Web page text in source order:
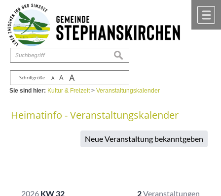
Zum Inhalt ,zur Navigation
Schriftgröße A A A
suchen
Sie sind hier: Kultur & Freizeit>Veranstaltungskalender
Heimatinfo - Veranstaltungskalender